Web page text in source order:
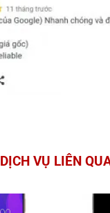
DỊCH VỤ LIÊN